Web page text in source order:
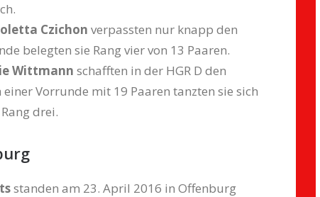
Czichon verpassten nur knapp den
belegten sie Rang vier von 13 Paaren.
Wittmann schafften in der HGR D den
Vorrunde mit 19 Paaren tanzten sie sich
drei.
standen am 23. April 2016 in Offenburg